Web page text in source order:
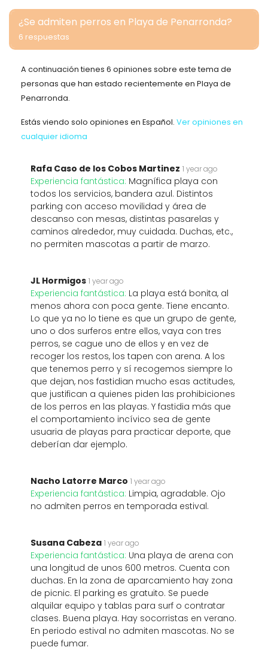
¿Se admiten perros en Playa de Penarronda?
6 respuestas
A continuación tienes 6 opiniones sobre este tema de
personas que han estado recientemente en Playa de
Penarronda.
Estás viendo solo opiniones en Español. Ver opiniones en
cualquier idioma
Rafa Caso de los Cobos Martinez 1 year ago
Experiencia fantástica: Magnífica playa con
todos los servicios, bandera azul. Distintos
parking con acceso movilidad y área de
descanso con mesas, distintas pasarelas y
caminos alrededor, muy cuidada. Duchas, etc.,
no permiten mascotas a partir de marzo.
JL Hormigos 1 year ago
Experiencia fantástica: La playa está bonita, al
menos ahora con poca gente. Tiene encanto.
Lo que ya no lo tiene es que un grupo de gente,
uno o dos surferos entre ellos, vaya con tres
perros, se cague uno de ellos y en vez de
recoger los restos, los tapen con arena. A los
que tenemos perro y sí recogemos siempre lo
que dejan, nos fastidian mucho esas actitudes,
que justifican a quienes piden las prohibiciones
de los perros en las playas. Y fastidia más que
el comportamiento incívico sea de gente
usuaria de playas para practicar deporte, que
deberían dar ejemplo.
Nacho Latorre Marco 1 year ago
Experiencia fantástica: Limpia, agradable. Ojo
no admiten perros en temporada estival.
Susana Cabeza 1 year ago
Experiencia fantástica: Una playa de arena con
una longitud de unos 600 metros. Cuenta con
duchas. En la zona de aparcamiento hay zona
de picnic. El parking es gratuito. Se puede
alquilar equipo y tablas para surf o contratar
clases. Buena playa. Hay socorristas en verano.
En periodo estival no admiten mascotas. No se
puede fumar.